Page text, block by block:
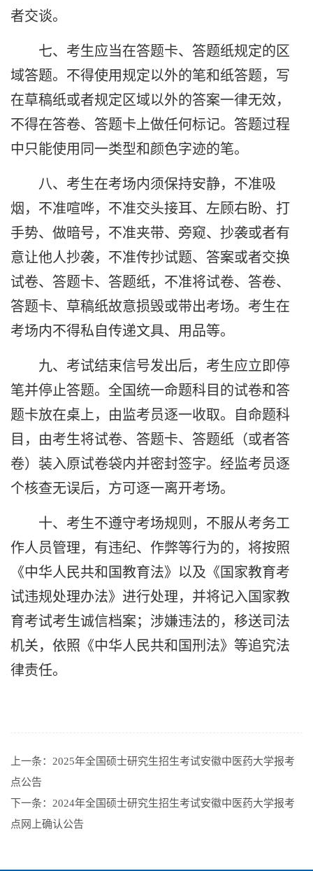
者交谈。
七、考生应当在答题卡、答题纸规定的区
域答题。不得使用规定以外的笔和纸答题，写
在草稿纸或者规定区域以外的答案一律无效，
不得在答卷、答题卡上做任何标记。答题过程
中只能使用同一类型和颜色字迹的笔。
八、考生在考场内须保持安静，不准吸
烟，不准喧哗，不准交头接耳、左顾右盼、打
手势、做暗号，不准夹带、旁窥、抄袭或者有
意让他人抄袭，不准传抄试题、答案或者交换
试卷、答题卡、答题纸，不准将试卷、答卷、
答题卡、草稿纸故意损毁或带出考场。考生在
考场内不得私自传递文具、用品等。
九、考试结束信号发出后，考生应立即停
笔并停止答题。全国统一命题科目的试卷和答
题卡放在桌上，由监考员逐一收取。自命题科
目，由考生将试卷、答题卡、答题纸（或者答
卷）装入原试卷袋内并密封签字。经监考员逐
个核查无误后，方可逐一离开考场。
十、考生不遵守考场规则，不服从考务工
作人员管理，有违纪、作弊等行为的，将按照
《中华人民共和国教育法》以及《国家教育考
试违规处理办法》进行处理，并将记入国家教
育考试考生诚信档案；涉嫌违法的，移送司法
机关，依照《中华人民共和国刑法》等追究法
律责任。
上一条： 2025年全国硕士研究生招生考试安徽中医药大学报考
点公告
下一条： 2024年全国硕士研究生招生考试安徽中医药大学报考
点网上确认公告